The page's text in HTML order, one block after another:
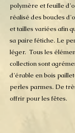
polymère et feuille
réalisé des boucles
et tailles variées afin
sa paire fétiche. Le
léger. Tous les
collection sont
d'érable en bois
perles parmes. De
offrir pour les fêtes.